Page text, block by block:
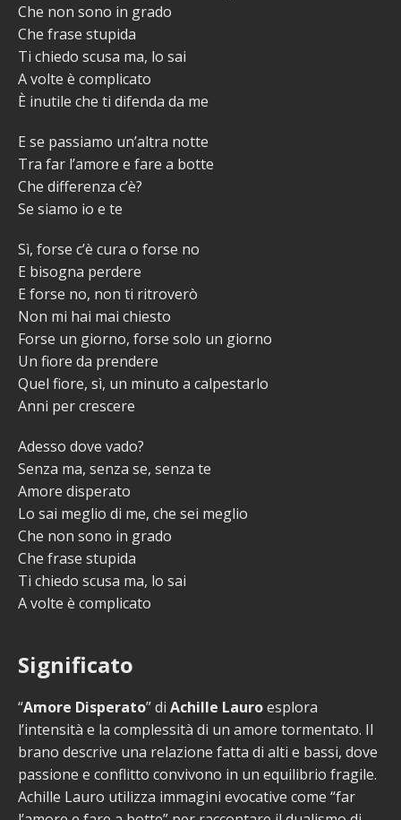
Che non sono in grado
Che frase stupida
Ti chiedo scusa ma, lo sai
A volte è complicato
È inutile che ti difenda da me
E se passiamo un’altra notte
Tra far l’amore e fare a botte
Che differenza c’è?
Se siamo io e te
Sì, forse c’è cura o forse no
E bisogna perdere
E forse no, non ti ritroverò
Non mi hai mai chiesto
Forse un giorno, forse solo un giorno
Un fiore da prendere
Quel fiore, sì, un minuto a calpestarlo
Anni per crescere
Adesso dove vado?
Senza ma, senza se, senza te
Amore disperato
Lo sai meglio di me, che sei meglio
Che non sono in grado
Che frase stupida
Ti chiedo scusa ma, lo sai
A volte è complicato
Significato
“Amore Disperato” di Achille Lauroesplora
l’intensità e la complessità di un amore tormentato. Il
brano descrive una relazione fatta di alti e bassi, dove
passione e conflitto convivono in un equilibrio fragile.
Achille Lauro utilizza immagini evocative come “far